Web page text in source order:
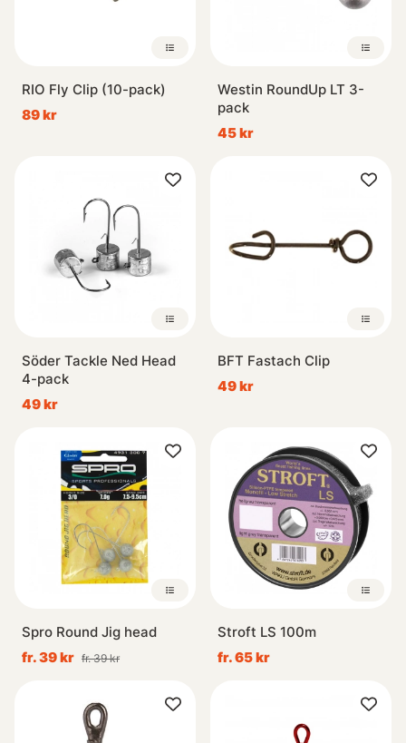
RIO Fly Clip (10-pack)
89 kr
Westin RoundUp LT 3-
pack
45 kr
Söder Tackle Ned Head
4-pack
49 kr
BFT Fastach Clip
49 kr
Spro Round Jig head
fr. 39 kr fr. 39 kr
Stroft LS 100m
fr. 65 kr